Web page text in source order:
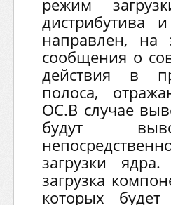
режим
дистрибутива
направлен, на
сообщения о
действия в
полоса,
ОС.В случае
будут
загрузки
загрузка
которых будет